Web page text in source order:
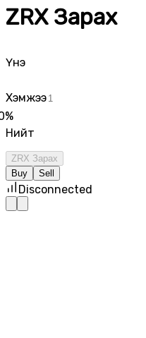
ZRX Зарах
Үнэ
Хэмжээ
%
Нийт
ZRX Зарах
Buy
Sell
Disconnected